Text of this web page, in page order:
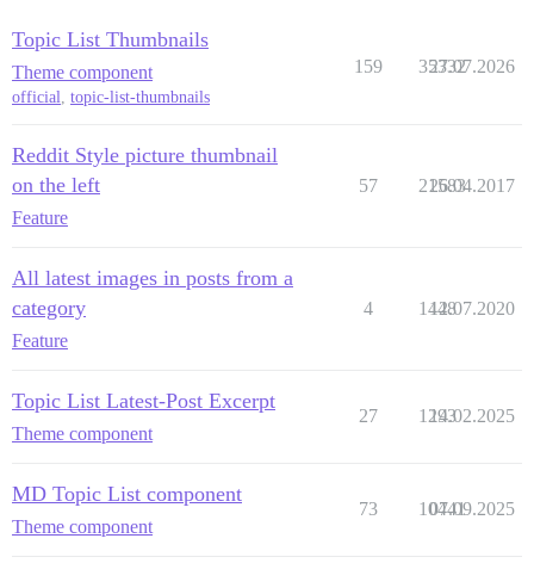
Topic List Thumbnails
Theme component
official, topic-list-thumbnails
159 35332
27.07.2026
Reddit Style picture thumbnail
on the left
Feature
57 21583
26.04.2017
All latest images in posts from a
category
Feature
4 1448
12.07.2020
Topic List Latest-Post Excerpt
Theme component
27 1293
14.02.2025
MD Topic List component
Theme component
73 10441
07.09.2025